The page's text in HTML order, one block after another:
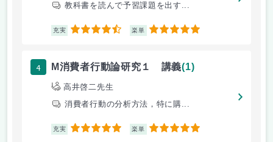
教科書を読んで予習課題を出す...
充実 4.5 楽単 5
4 M消費者行動論研究１ 講義(1)
高井啓二先生
消費者行動の分析方法，特に購...
充実 5 楽単 5